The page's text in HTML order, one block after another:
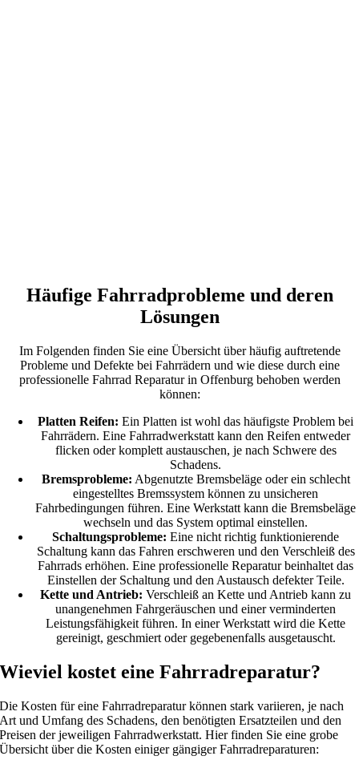
Häufige Fahrradprobleme und deren
Lösungen
Im Folgenden finden Sie eine Übersicht über häufig auftretende
Probleme und Defekte bei Fahrrädern und wie diese durch eine
professionelle Fahrrad Reparatur in Offenburg behoben werden
können:
Platten Reifen: Ein Platten ist wohl das häufigste Problem bei
Fahrrädern. Eine Fahrradwerkstatt kann den Reifen entweder
flicken oder komplett austauschen, je nach Schwere des
Schadens.
Bremsprobleme: Abgenutzte Bremsbeläge oder ein schlecht
eingestelltes Bremssystem können zu unsicheren
Fahrbedingungen führen. Eine Werkstatt kann die Bremsbeläge
wechseln und das System optimal einstellen.
Schaltungsprobleme: Eine nicht richtig funktionierende
Schaltung kann das Fahren erschweren und den Verschleiß des
Fahrrads erhöhen. Eine professionelle Reparatur beinhaltet das
Einstellen der Schaltung und den Austausch defekter Teile.
Kette und Antrieb: Verschleiß an Kette und Antrieb kann zu
unangenehmen Fahrgeräuschen und einer verminderten
Leistungsfähigkeit führen. In einer Werkstatt wird die Kette
gereinigt, geschmiert oder gegebenenfalls ausgetauscht.
Wieviel kostet eine Fahrradreparatur?
Die Kosten für eine Fahrradreparatur können stark variieren, je nach
Art und Umfang des Schadens, den benötigten Ersatzteilen und den
Preisen der jeweiligen Fahrradwerkstatt. Hier finden Sie eine grobe
Übersicht über die Kosten einiger gängiger Fahrradreparaturen: